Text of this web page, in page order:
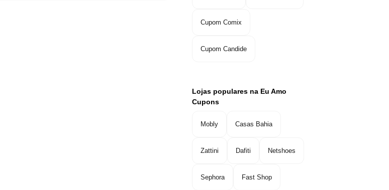
Cupom Comix
Cupom Candide
Lojas populares na Eu Amo
Cupons
Mobly Casas Bahia
Zattini Dafiti Netshoes
Sephora Fast Shop